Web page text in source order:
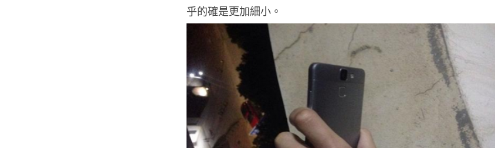
乎的確是更加細小。